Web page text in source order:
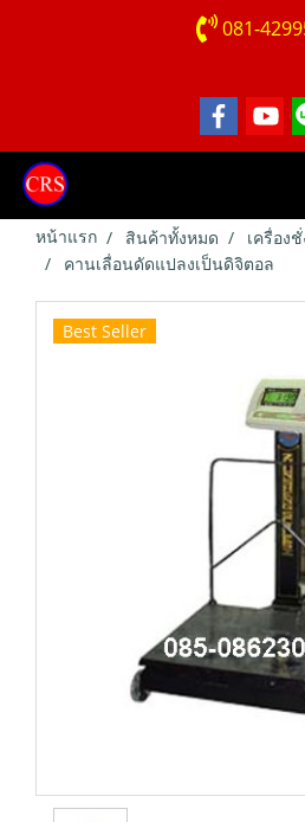
081-
หน้าแรก สินค้าทั้งหมด
เครื่อง
คานเลื่อนดัดแปลงเป็นดิจิตอล
Best Seller